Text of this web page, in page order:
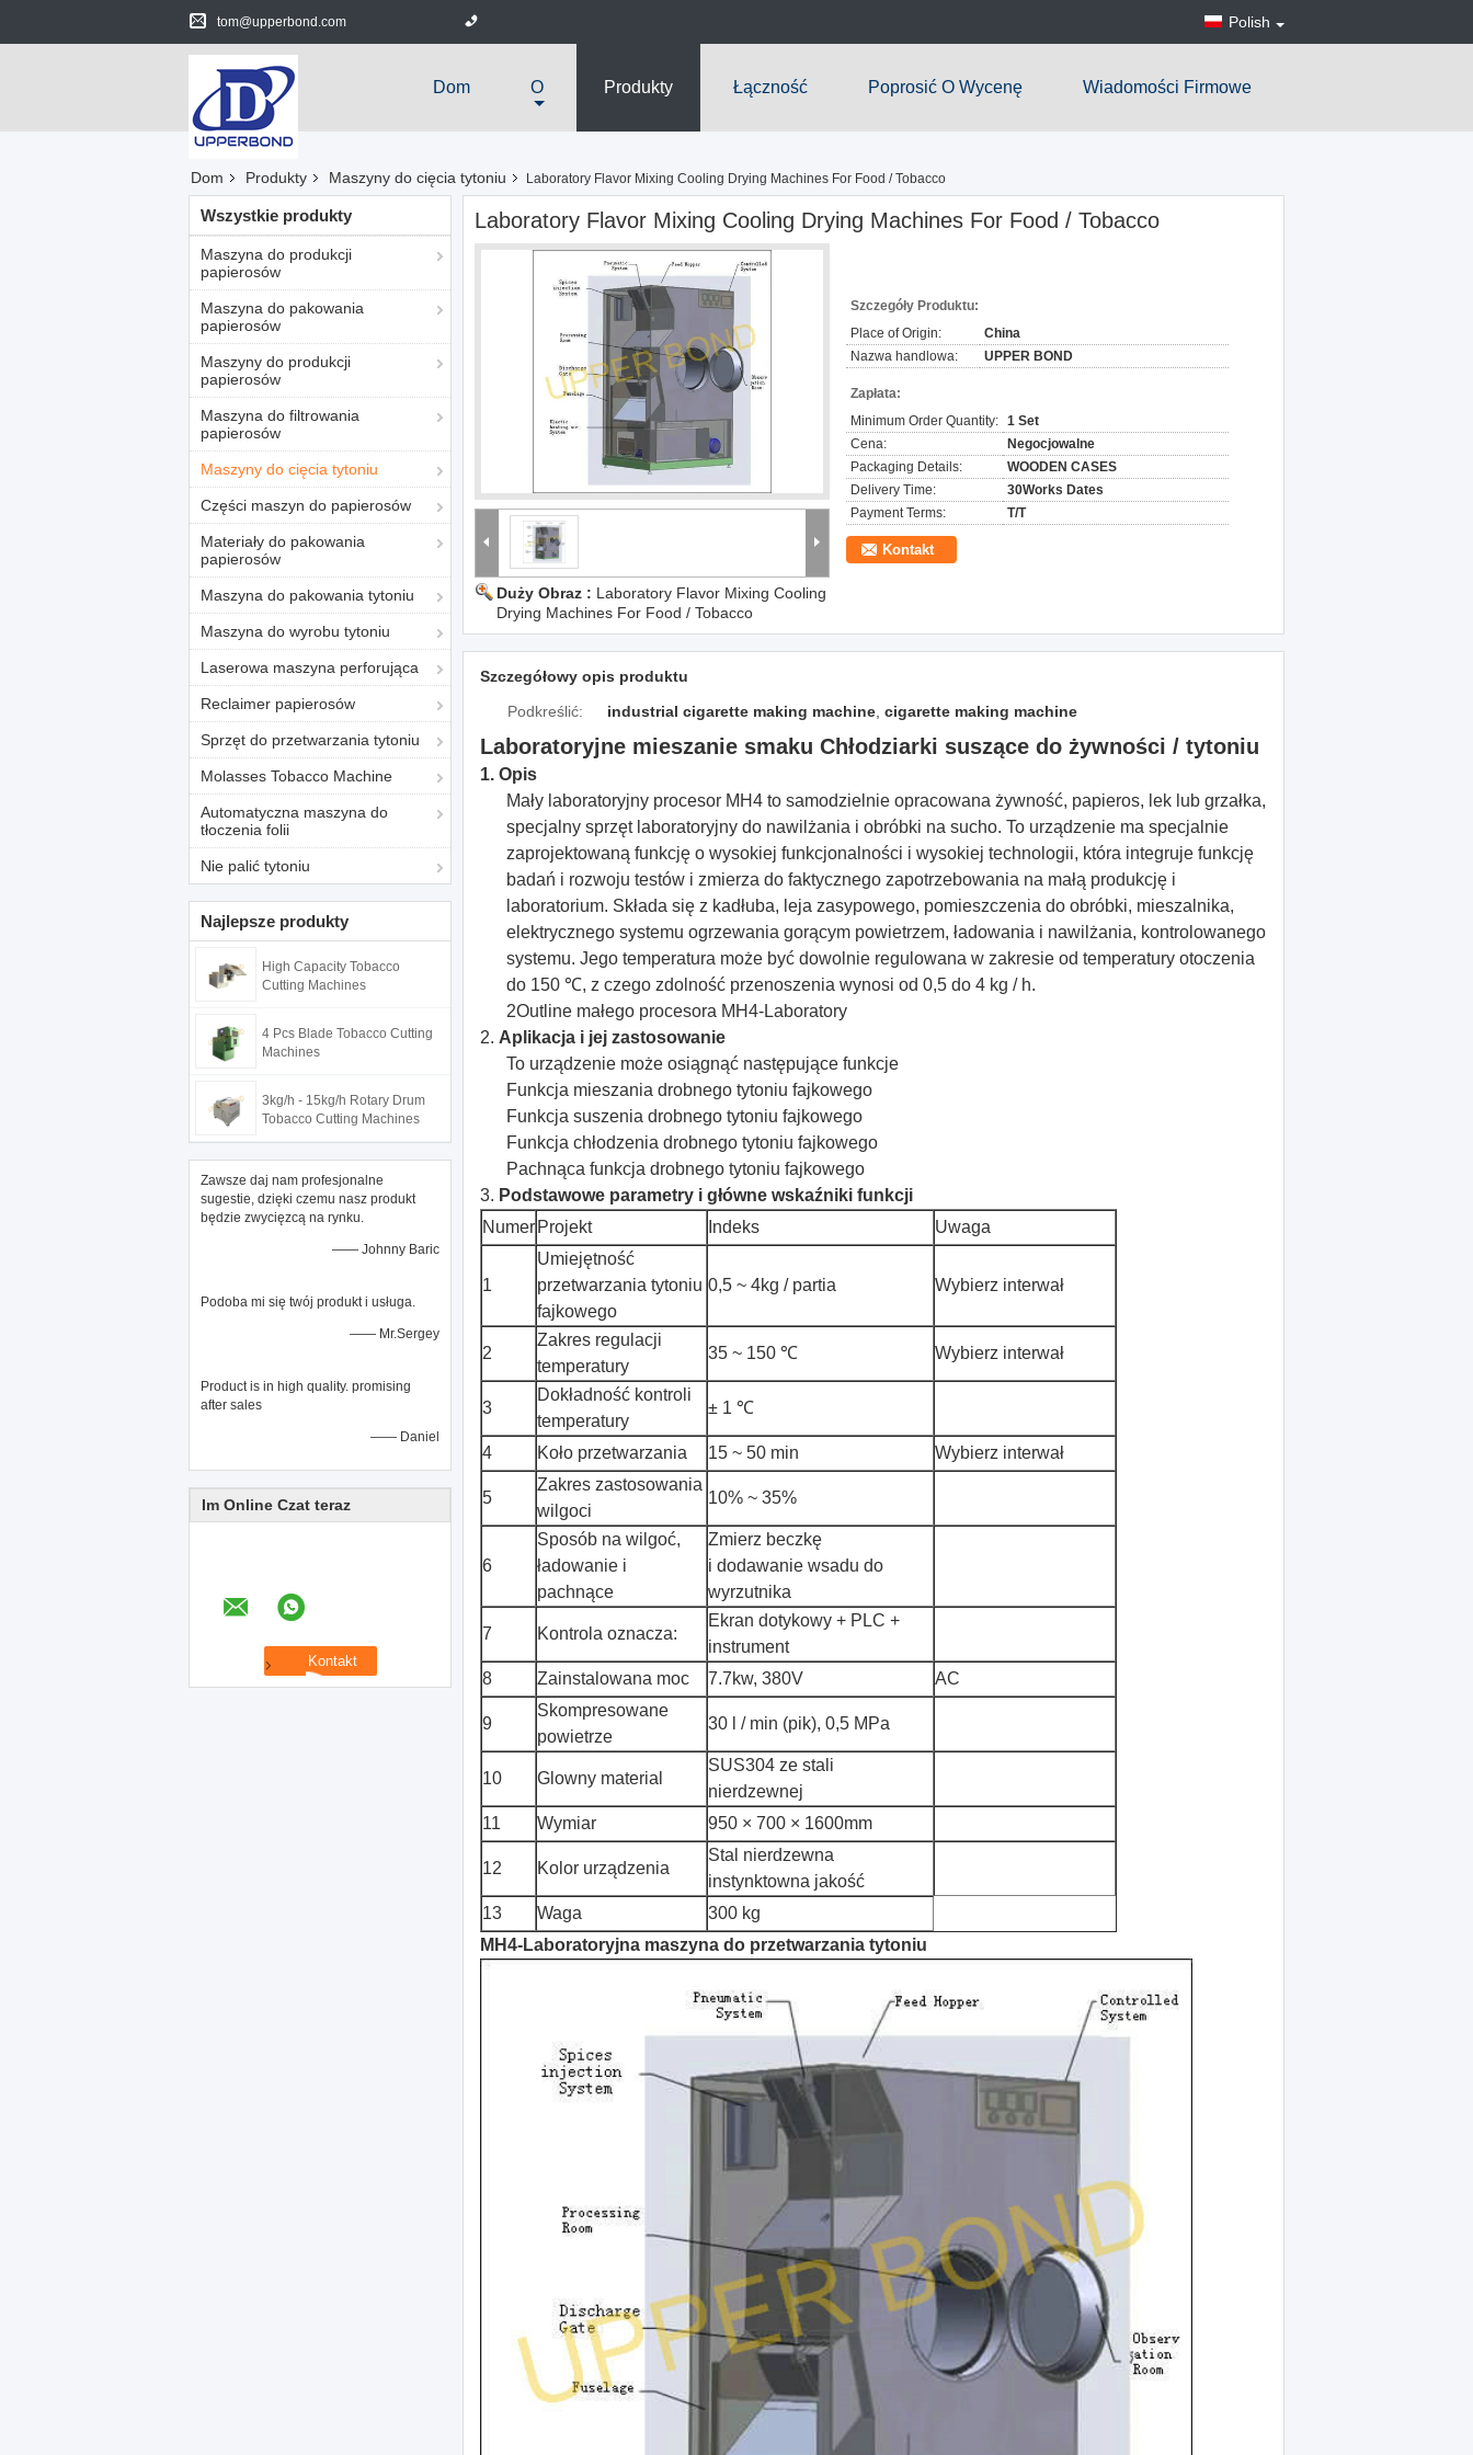
tom@upperbond.com Polish
Dom O Produkty Łączność Poprosić O Wycenę Wiadomości Firmowe
Dom Produkty Maszyny do cięcia tytoniu Laboratory Flavor Mixing Cooling Drying Machines For Food / Tobacco
Wszystkie produkty
Maszyna do produkcji
papierosów
Maszyna do pakowania
papierosów
Maszyny do produkcji
papierosów
Maszyna do filtrowania
papierosów
Maszyny do cięcia tytoniu
Części maszyn do papierosów
Materiały do ​​pakowania
papierosów
Maszyna do pakowania tytoniu
Maszyna do wyrobu tytoniu
Laserowa maszyna perforująca
Reclaimer papierosów
Sprzęt do przetwarzania tytoniu
Molasses Tobacco Machine
Automatyczna maszyna do
tłoczenia folii
Nie palić tytoniu
Najlepsze produkty
High Capacity Tobacco
Cutting Machines
4 Pcs Blade Tobacco Cutting
Machines
3kg/h - 15kg/h Rotary Drum
Tobacco Cutting Machines
Zawsze daj nam profesjonalne
sugestie, dzięki czemu nasz produkt
będzie zwycięzcą na rynku.
—— Johnny Baric
Podoba mi się twój produkt i usługa.
—— Mr.Sergey
Product is in high quality. promising
after sales
—— Daniel
Im Online Czat teraz
Laboratory Flavor Mixing Cooling Drying Machines For Food / Tobacco
Duży Obraz : Laboratory Flavor Mixing Cooling
Drying Machines For Food / Tobacco
Szczegóły Produktu:
Place of Origin:
China
Nazwa handlowa:
UPPER BOND
Zapłata:
Minimum Order Quantity: 1 Set
Cena:
Negocjowalne
Packaging Details:
WOODEN CASES
Delivery Time:
30Works Dates
Payment Terms:
T/T
Kontakt
Szczegółowy opis produktu
Podkreślić:
industrial cigarette making machine cigarette making machine
Laboratoryjne mieszanie smaku Chłodziarki suszące do żywności / tytoniu
1. Opis
Mały laboratoryjny procesor MH4 to samodzielnie opracowana żywność, papieros, lek lub grzałka,
specjalny sprzęt laboratoryjny do nawilżania i obróbki na sucho. To urządzenie ma specjalnie
zaprojektowaną funkcję o wysokiej funkcjonalności i wysokiej technologii, która integruje funkcję
badań i rozwoju testów i zmierza do faktycznego zapotrzebowania na małą produkcję i
laboratorium. Składa się z kadłuba, leja zasypowego, pomieszczenia do obróbki, mieszalnika,
elektrycznego systemu ogrzewania gorącym powietrzem, ładowania i nawilżania, kontrolowanego
systemu. Jego temperatura może być dowolnie regulowana w zakresie od temperatury otoczenia
do 150 ℃, z czego zdolność przenoszenia wynosi od 0,5 do 4 kg / h.
2Outline małego procesora MH4-Laboratory
2. Aplikacja i jej zastosowanie
To urządzenie może osiągnąć następujące funkcje
Funkcja mieszania drobnego tytoniu fajkowego
Funkcja suszenia drobnego tytoniu fajkowego
Funkcja chłodzenia drobnego tytoniu fajkowego
Pachnąca funkcja drobnego tytoniu fajkowego
3. Podstawowe parametry i główne wskaźniki funkcji
Numer Projekt Indeks Uwaga
1
Umiejętność
przetwarzania tytoniu
fajkowego
0,5 ~ 4kg / partia Wybierz interwał
2
Zakres regulacji
temperatury
35 ~ 150 ℃ Wybierz interwał
3
Dokładność kontroli
temperatury
± 1 ℃
4 Koło przetwarzania 15 ~ 50 min Wybierz interwał
5
Zakres zastosowania
wilgoci
10% ~ 35%
6
Sposób na wilgoć,
ładowanie i
pachnące
Zmierz beczkę
i dodawanie wsadu do
wyrzutnika
7 Kontrola oznacza:
Ekran dotykowy + PLC +
instrument
8
Zainstalowana moc 7.7kw, 380V AC
9
Skompresowane
powietrze
30 l / min (pik), 0,5 MPa
10 Glowny material
SUS304 ze stali
nierdzewnej
11
Wymiar 950 × 700 × 1600mm
12 Kolor urządzenia
Stal nierdzewna
instynktowna jakość
13
Waga
300 kg
MH4-Laboratoryjna maszyna do przetwarzania tytoniu